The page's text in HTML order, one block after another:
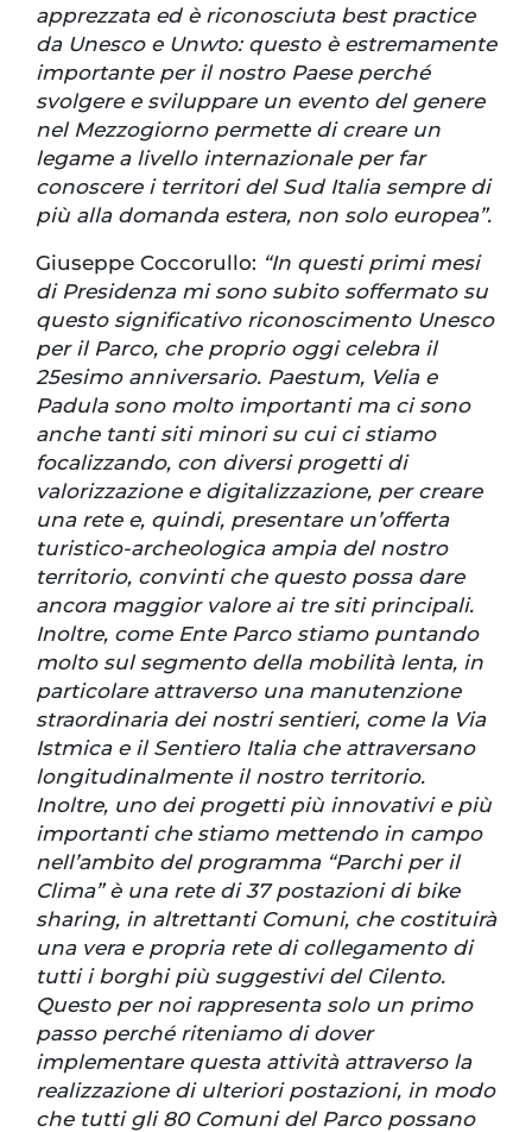
apprezzata ed è riconosciuta best practice
da Unesco e Unwto: questo è estremamente
importante per il nostro Paese perché
svolgere e sviluppare un evento del genere
nel Mezzogiorno permette di creare un
legame a livello internazionale per far
conoscere i territori del Sud Italia sempre di
più alla domanda estera, non solo europea”.
Giuseppe Coccorullo: “In questi primi mesi
di Presidenza mi sono subito soffermato su
questo significativo riconoscimento Unesco
per il Parco, che proprio oggi celebra il
25esimo anniversario. Paestum, Velia e
Padula sono molto importanti ma ci sono
anche tanti siti minori su cui ci stiamo
focalizzando, con diversi progetti di
valorizzazione e digitalizzazione, per creare
una rete e, quindi, presentare un’offerta
turistico-archeologica ampia del nostro
territorio, convinti che questo possa dare
ancora maggior valore ai tre siti principali.
Inoltre, come Ente Parco stiamo puntando
molto sul segmento della mobilità lenta, in
particolare attraverso una manutenzione
straordinaria dei nostri sentieri, come la Via
Istmica e il Sentiero Italia che attraversano
longitudinalmente il nostro territorio.
Inoltre, uno dei progetti più innovativi e più
importanti che stiamo mettendo in campo
nell’ambito del programma “Parchi per il
Clima” è una rete di 37 postazioni di bike
sharing, in altrettanti Comuni, che costituirà
una vera e propria rete di collegamento di
tutti i borghi più suggestivi del Cilento.
Questo per noi rappresenta solo un primo
passo perché riteniamo di dover
implementare questa attività attraverso la
realizzazione di ulteriori postazioni, in modo
che tutti gli 80 Comuni del Parco possano